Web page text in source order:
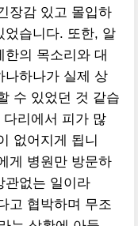
장감 있고 몰입하
었습니다. 또한, 알
의 목소리와 대
나하나가 실제 상
수 있었던 것 같습
리에서 피가 많
없어지게 됩니
게 병원만 방문하
관없는 일이라
고 협박하며 무조